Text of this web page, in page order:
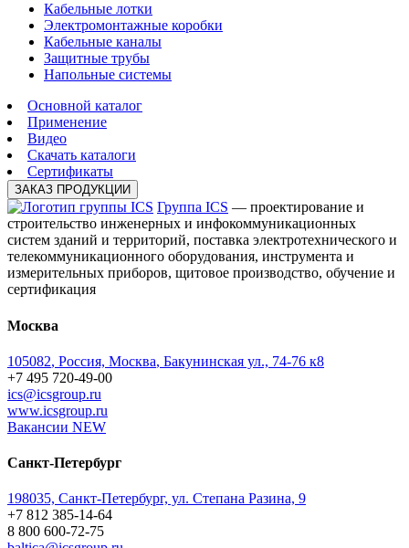
Кабельные лотки
Электромонтажные коробки
Кабельные каналы
Защитные трубы
Напольные системы
Основной каталог
Применение
Видео
Скачать каталоги
Сертификаты
ЗАКАЗ ПРОДУКЦИИ
Группа ICS — проектирование и
строительство инженерных и инфокоммуникационных
систем зданий и территорий, поставка электротехнического и
телекоммуникационного оборудования, инструмента и
измерительных приборов, щитовое производство, обучение и
сертификация
Москва
105082, Россия, Москва, Бакунинская ул., 74-76 к8
+7 495 720-49-00
ics@icsgroup.ru
www.icsgroup.ru
Вакансии NEW
Санкт-Петербург
198035, Санкт-Петербург, ул. Степана Разина, 9
+7 812 385-14-64
8 800 600-72-75